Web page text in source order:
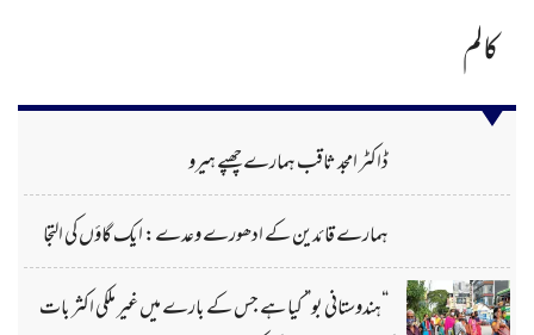
کالم
ڈاکٹر امجد ثاقب ہمارے چھپے ہیرو
ہمارے قائدین کے ادھورے وعدے: ایک گاؤں کی التجا
“ہندوستانی بو” کیا ہے جس کے بارے میں غیر ملکی اکثر بات